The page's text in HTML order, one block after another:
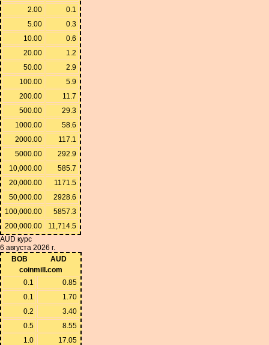
2.00
0.1
5.00
0.3
10.00
0.6
20.00
1.2
50.00
2.9
100.00
5.9
200.00
11.7
500.00
29.3
1000.00
58.6
2000.00
117.1
5000.00
292.9
10,000.00
585.7
20,000.00
1171.5
50,000.00
2928.6
100,000.00
5857.3
200,000.00
11,714.5
AUD курс
6 августа 2026 г.
BOB
AUD
coinmill.com
0.1
0.85
0.1
1.70
0.2
3.40
0.5
8.55
1.0
17.05